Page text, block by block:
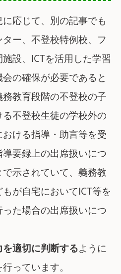
応じて、別の記事でも
ー、不登校特例校、フ
設、ICTを活用した学習
の確保が必要であると
教育段階の不登校の子
不登校生徒の学校外の
ける指導・助言等を受
要録上の出席扱いにつ
示されていて、義務教
が自宅においてICT等を
た場合の出席扱いにつ
適切に判断するように
っています。